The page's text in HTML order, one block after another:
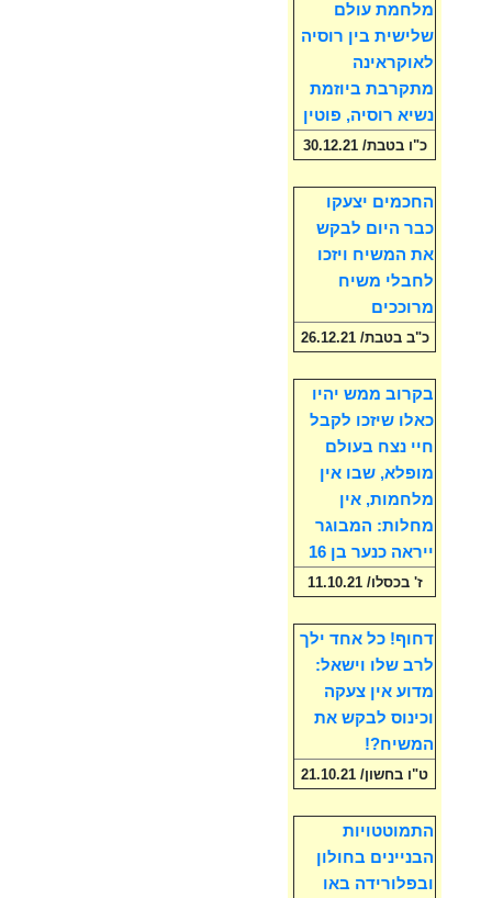
מלחמת עולם
שלישית בין רוסיה
לאוקראינה
מתקרבת ביוזמת
נשיא רוסיה, פוטין
כ"ו בטבת/ 30.12.21
החכמים יצעקו
כבר היום לבקש
את המשיח ויזכו
לחבלי משיח
מרוככים
כ"ב בטבת/ 26.12.21
בקרוב ממש יהיו
כאלו שיזכו לקבל
חיי נצח בעולם
מופלא, שבו אין
מלחמות, אין
מחלות: המבוגר
ייראה כנער בן 16
ז' בכסלו/ 11.10.21
דחוף! כל אחד ילך
לרב שלו וישאל:
מדוע אין צעקה
וכינוס לבקש את
המשיח?!
ט"ו בחשון/ 21.10.21
התמוטטויות
הבניינים בחולון
ובפלורידה באו